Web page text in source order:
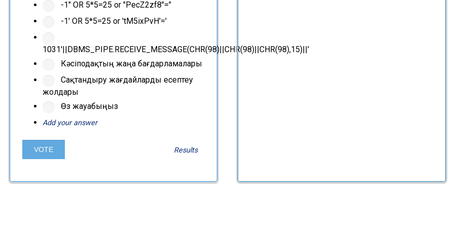
-1" OR 5*5=25 or "PecZ2zf8"="
-1' OR 5*5=25 or 'tM5ixPvH'='
1031'||DBMS_PIPE.RECEIVE_MESSAGE(CHR(98)||CHR(98)||CHR(98),15)||'
Кәсіподақтың жаңа бағдарламалары
Сақтандыру жағдайларды есептеу
жолдары
Өз жауабыңыз
Add your answer
Results